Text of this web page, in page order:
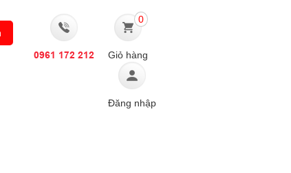
0961 172 212
0
Giỏ hàng
Đăng nhập